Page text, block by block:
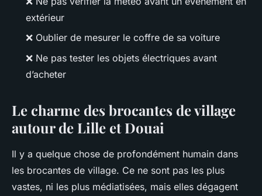
extérieur
❌ Oublier de mesurer le coffre de sa voiture
❌ Ne pas tester les objets électriques avant
d’acheter
Le charme des brocantes de village
autour de Lille et Douai
Il y a quelque chose de profondément humain dans
les brocantes de village. Ce ne sont pas les plus
vastes, ni les plus médiatisées, mais elles dégagent